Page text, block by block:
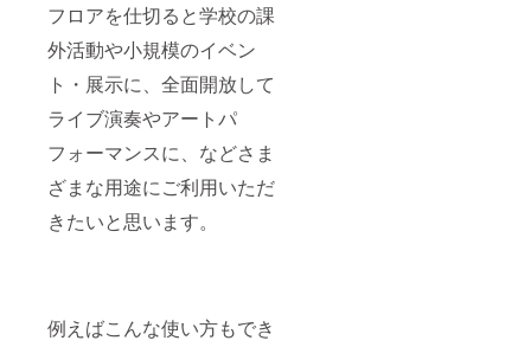
フロアを仕切ると学校の課
外活動や小規模のイベン
ト・展示に、全面開放して
ライブ演奏やアートパ
フォーマンスに、などさま
ざまな用途にご利用いただ
きたいと思います。
例えばこんな使い方もでき